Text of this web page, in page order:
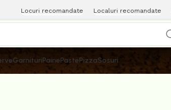
Locuri recomandate Localuri recomandate
GarnituriPainePastePizzaSosuri